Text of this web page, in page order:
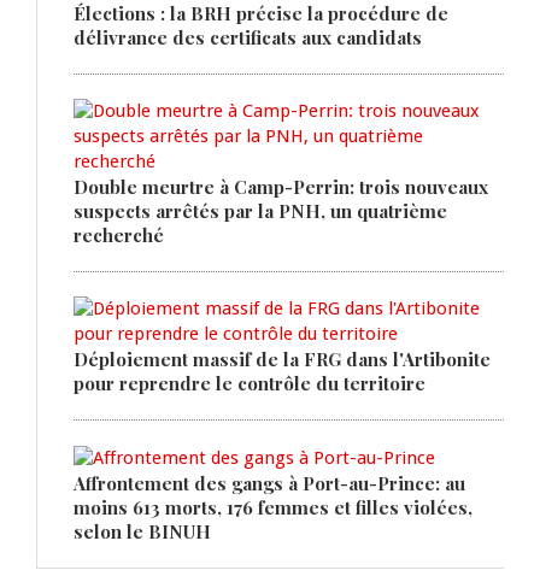
Élections : la BRH précise la procédure de
délivrance des certificats aux candidats
Double meurtre à Camp-Perrin: trois nouveaux
suspects arrêtés par la PNH, un quatrième
recherché
Déploiement massif de la FRG dans l'Artibonite
pour reprendre le contrôle du territoire
Affrontement des gangs à Port-au-Prince: au
moins 613 morts, 176 femmes et filles violées,
selon le BINUH